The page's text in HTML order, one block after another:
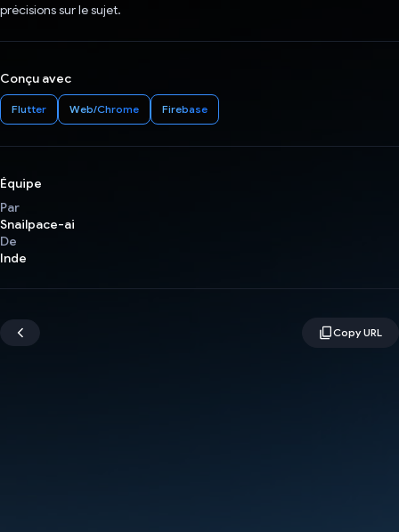
précisions sur le sujet.
Conçu avec
Flutter Web/Chrome Firebase
Équipe
Par
Snailpace-ai
De
Inde